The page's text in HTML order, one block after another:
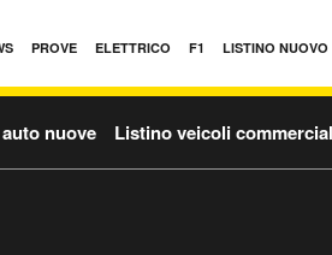
PROVE ELETTRICO F1 LISTINO NUOVO
nuove Listino veicoli